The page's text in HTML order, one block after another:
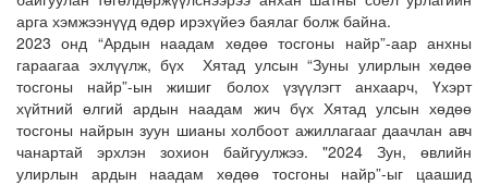
арга хэмжээнүүд өдөр ирэхүйеэ баялаг болж байна.
2023 онд “Ардын наадам хөдөө тосгоны найр”-аар анхны
гараагаа эхлүүлж, бүх Хятад улсын “Зуны улирлын хөдөө
тосгоны найр”-ын жишиг болох үзүүлэгт анхаарч, Үхэрт
хүйтний өлгий ардын наадам жич бүх Хятад улсын хөдөө
тосгоны найрын зуун шианы холбоот ажиллагааг даачлан авч
чанартай эрхлэн зохион байгуулжээ. "2024 Зун, өвлийн
улирлын ардын наадам хөдөө тосгоны найр”-ыг цаашид